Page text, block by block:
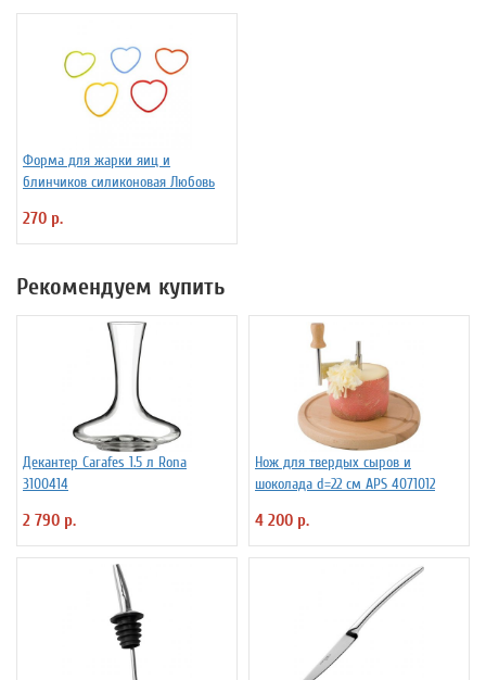
Форма для жарки яиц и
блинчиков силиконовая Любовь
270 р.
Рекомендуем купить
Декантер Carafes 1.5 л Rona
3100414
2 790 р.
Нож для твердых сыров и
шоколада d=22 см APS 4071012
4 200 р.